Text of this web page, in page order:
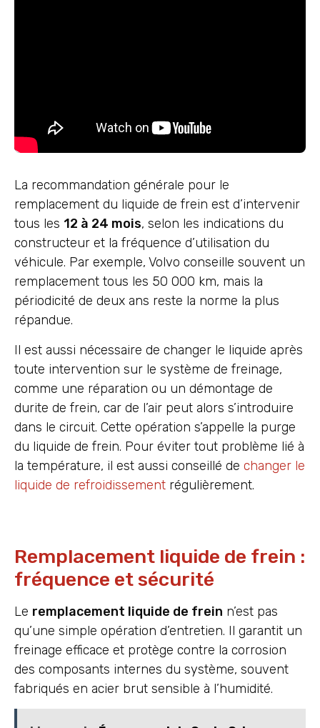
La recommandation générale pour le
remplacement du liquide de frein est d’intervenir
tous les 12 à 24 mois, selon les indications du
constructeur et la fréquence d’utilisation du
véhicule. Par exemple, Volvo conseille souvent un
remplacement tous les 50 000 km, mais la
périodicité de deux ans reste la norme la plus
répandue.
Il est aussi nécessaire de changer le liquide après
toute intervention sur le système de freinage,
comme une réparation ou un démontage de
durite de frein, car de l’air peut alors s’introduire
dans le circuit. Cette opération s’appelle la purge
du liquide de frein. Pour éviter tout problème lié à
la température, il est aussi conseillé de changer le
liquide de refroidissement régulièrement.
Remplacement liquide de frein :
fréquence et sécurité
Le remplacement liquide de frein n’est pas
qu’une simple opération d’entretien. Il garantit un
freinage efficace et protège contre la corrosion
des composants internes du système, souvent
fabriqués en acier brut sensible à l’humidité.